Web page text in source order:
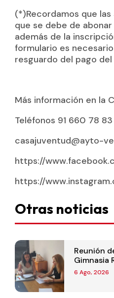
(*)Recordamos que
que se debe de
además de la
formulario es
resguardo del pago del
Más información en la
Teléfonos 91 660 78
casajuventud@ayto-
https://
https://
Otras noticias
Reunión
Gimnasia
6 Ago, 2026